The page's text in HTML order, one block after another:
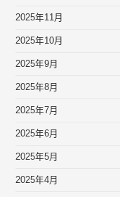
2025年11月
2025年10月
2025年9月
2025年8月
2025年7月
2025年6月
2025年5月
2025年4月